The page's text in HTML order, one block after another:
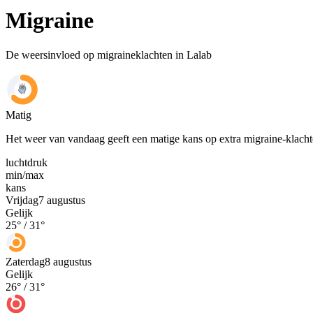
Migraine
De weersinvloed op migraineklachten in Lalab
Matig
Het weer van vandaag geeft een matige kans op extra migraine-
luchtdruk
min/max
kans
Vrijdag7 augustus
Gelijk
25° /31°
Zaterdag8 augustus
Gelijk
26° /31°